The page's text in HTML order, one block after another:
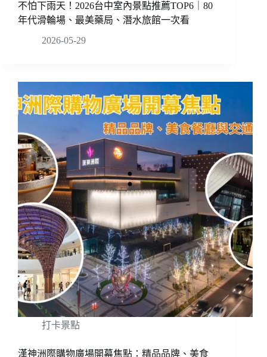
不怕下雨天！2026台中室內景點推薦TOP6｜80
年代滑輪場、最美藥局、潛水旅館一次看
2026-05-29
打卡景點
漢神洲際購物廣場開幕焦點：精品品牌、美食